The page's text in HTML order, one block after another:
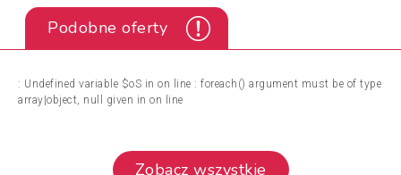
Podobne oferty
: Undefined variable $oS in on line : foreach() argument must be of type
array|object, null given in on line
Zobacz wszystkie